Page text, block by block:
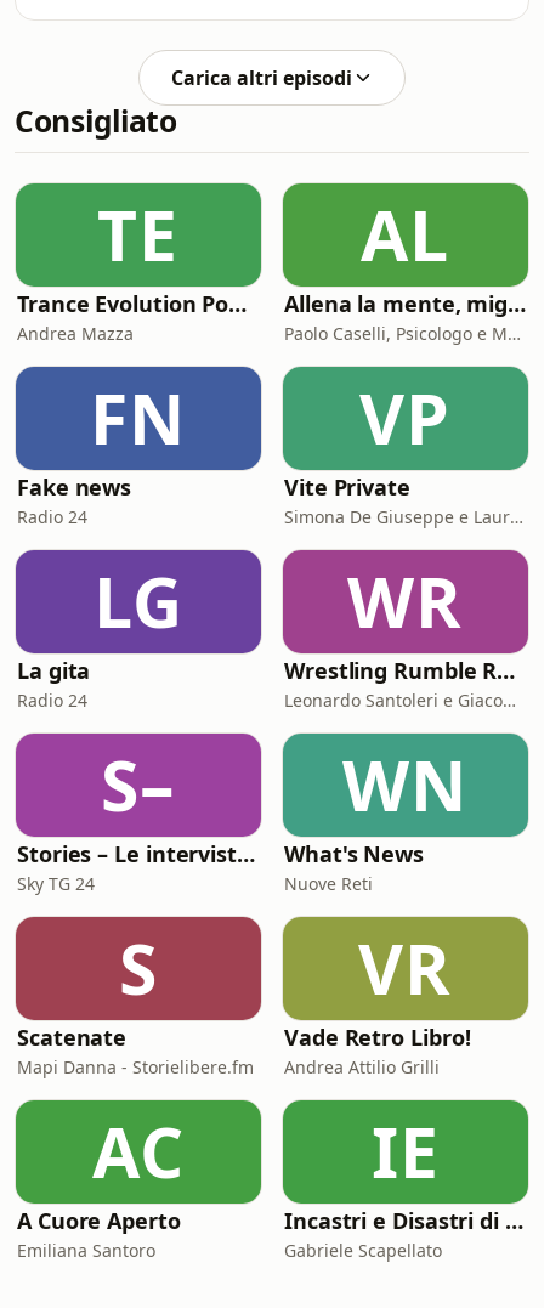
bruciare i capolavori nascosti nel
castello di Immendorf in Austria?
Nuove inedite testimonianze g
cento anni fa, messo in atto da
Vincenzo Peruggia, l'uomo che rubò la
Gioconda? Ne parliamo con la nipote
del primo ladro del Louvre, allo
dell'arte l'avvocato britannico
Christopher Marinello e all'esperto di
Carica altri episodi
Consigliato
TE
Trance Evolution Podcast
Andrea Mazza
AL
Allena la mente, migliora la tua vita. Psicologia, mental training e crescita personale
Paolo Caselli, Psicologo e Mental Trainer
FN
Fake news
Radio 24
VP
Vite Private
Simona De Giuseppe e Laura Marinaro
LG
La gita
Radio 24
WR
Wrestling Rumble Room Podcast
Leonardo Santoleri e Giacomo Toniaccini
S–
Stories – Le interviste di Omar Schillaci
Sky TG 24
WN
What's News
Nuove Reti
S
Scatenate
Mapi Danna - Storielibere.fm
VR
Vade Retro Libro!
Andrea Attilio Grilli
AC
A Cuore Aperto
Emiliana Santoro
IE
Incastri e Disastri di Coppia
Gabriele Scapellato